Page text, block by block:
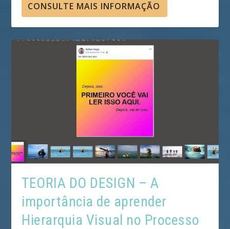
CONSULTE MAIS INFORMAÇÃO
TEORIA DO DESIGN – A
importância de aprender
Hierarquia Visual no Processo